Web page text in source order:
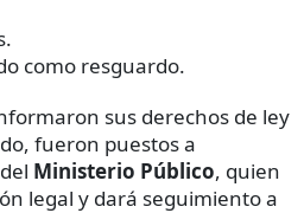
como resguardo.
sus derechos de ley
fueron puestos a
Ministerio Público, quien
legal y dará seguimiento a